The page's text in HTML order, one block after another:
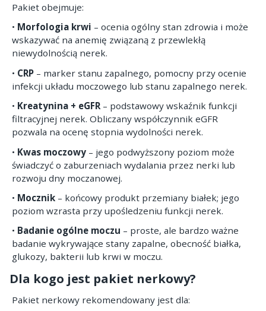
Pakiet obejmuje:
• Morfologia krwi – ocenia ogólny stan zdrowia i może
wskazywać na anemię związaną z przewlekłą
niewydolnością nerek.
• CRP – marker stanu zapalnego, pomocny przy ocenie
infekcji układu moczowego lub stanu zapalnego nerek.
• Kreatynina + eGFR– podstawowy wskaźnik funkcji
filtracyjnej nerek. Obliczany współczynnik eGFR
pozwala na ocenę stopnia wydolności nerek.
• Kwas moczowy – jego podwyższony poziom może
świadczyć o zaburzeniach wydalania przez nerki lub
rozwoju dny moczanowej.
• Mocznik – końcowy produkt przemiany białek; jego
poziom wzrasta przy upośledzeniu funkcji nerek.
• Badanie ogólne moczu – proste, ale bardzo ważne
badanie wykrywające stany zapalne, obecność białka,
glukozy, bakterii lub krwi w moczu.
Dla kogo jest pakiet nerkowy?
Pakiet nerkowy rekomendowany jest dla: